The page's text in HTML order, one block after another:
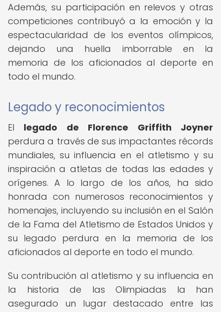
Además, su participación en relevos y otras
competiciones contribuyó a la emoción y la
espectacularidad de los eventos olímpicos,
dejando una huella imborrable en la
memoria de los aficionados al deporte en
todo el mundo.
Legado y reconocimientos
El legado de Florence Griffith Joyner
perdura a través de sus impactantes récords
mundiales, su influencia en el atletismo y su
inspiración a atletas de todas las edades y
orígenes. A lo largo de los años, ha sido
honrada con numerosos reconocimientos y
homenajes, incluyendo su inclusión en el Salón
de la Fama del Atletismo de Estados Unidos y
su legado perdura en la memoria de los
aficionados al deporte en todo el mundo.
Su contribución al atletismo y su influencia en
la historia de las Olimpiadas la han
asegurado un lugar destacado entre las